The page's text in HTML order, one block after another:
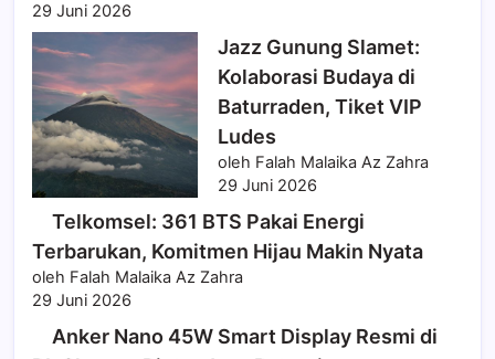
29 Juni 2026
Jazz Gunung Slamet:
Kolaborasi Budaya di
Baturraden, Tiket VIP
Ludes
oleh Falah Malaika Az Zahra
29 Juni 2026
Telkomsel: 361 BTS Pakai Energi
Terbarukan, Komitmen Hijau Makin Nyata
oleh Falah Malaika Az Zahra
29 Juni 2026
Anker Nano 45W Smart Display Resmi di